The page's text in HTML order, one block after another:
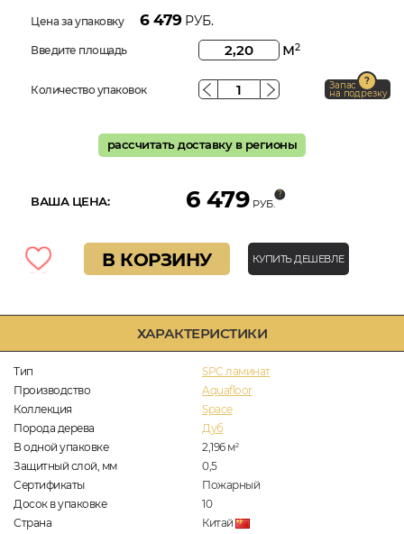
ХАРАКТЕРИСТИКИ
Тип
SPC ламинат
Производство
Aquafloor
Коллекция
Space
Порода дерева
Дуб
В одной упаковке
2,196 м2
Защитный слой, мм
0,5
Сертификаты
Пожарный
Досок в упаковке
10
Страна
Китай
Цена за упаковку 6 479РУБ.
Введите площадь м2
Количество упаковок Запас
на подрезку
рассчитать доставку в регионы
ВАША ЦЕНА: 6 479 РУБ.
В КОРЗИНУ КУПИТЬ ДЕШЕВЛЕ